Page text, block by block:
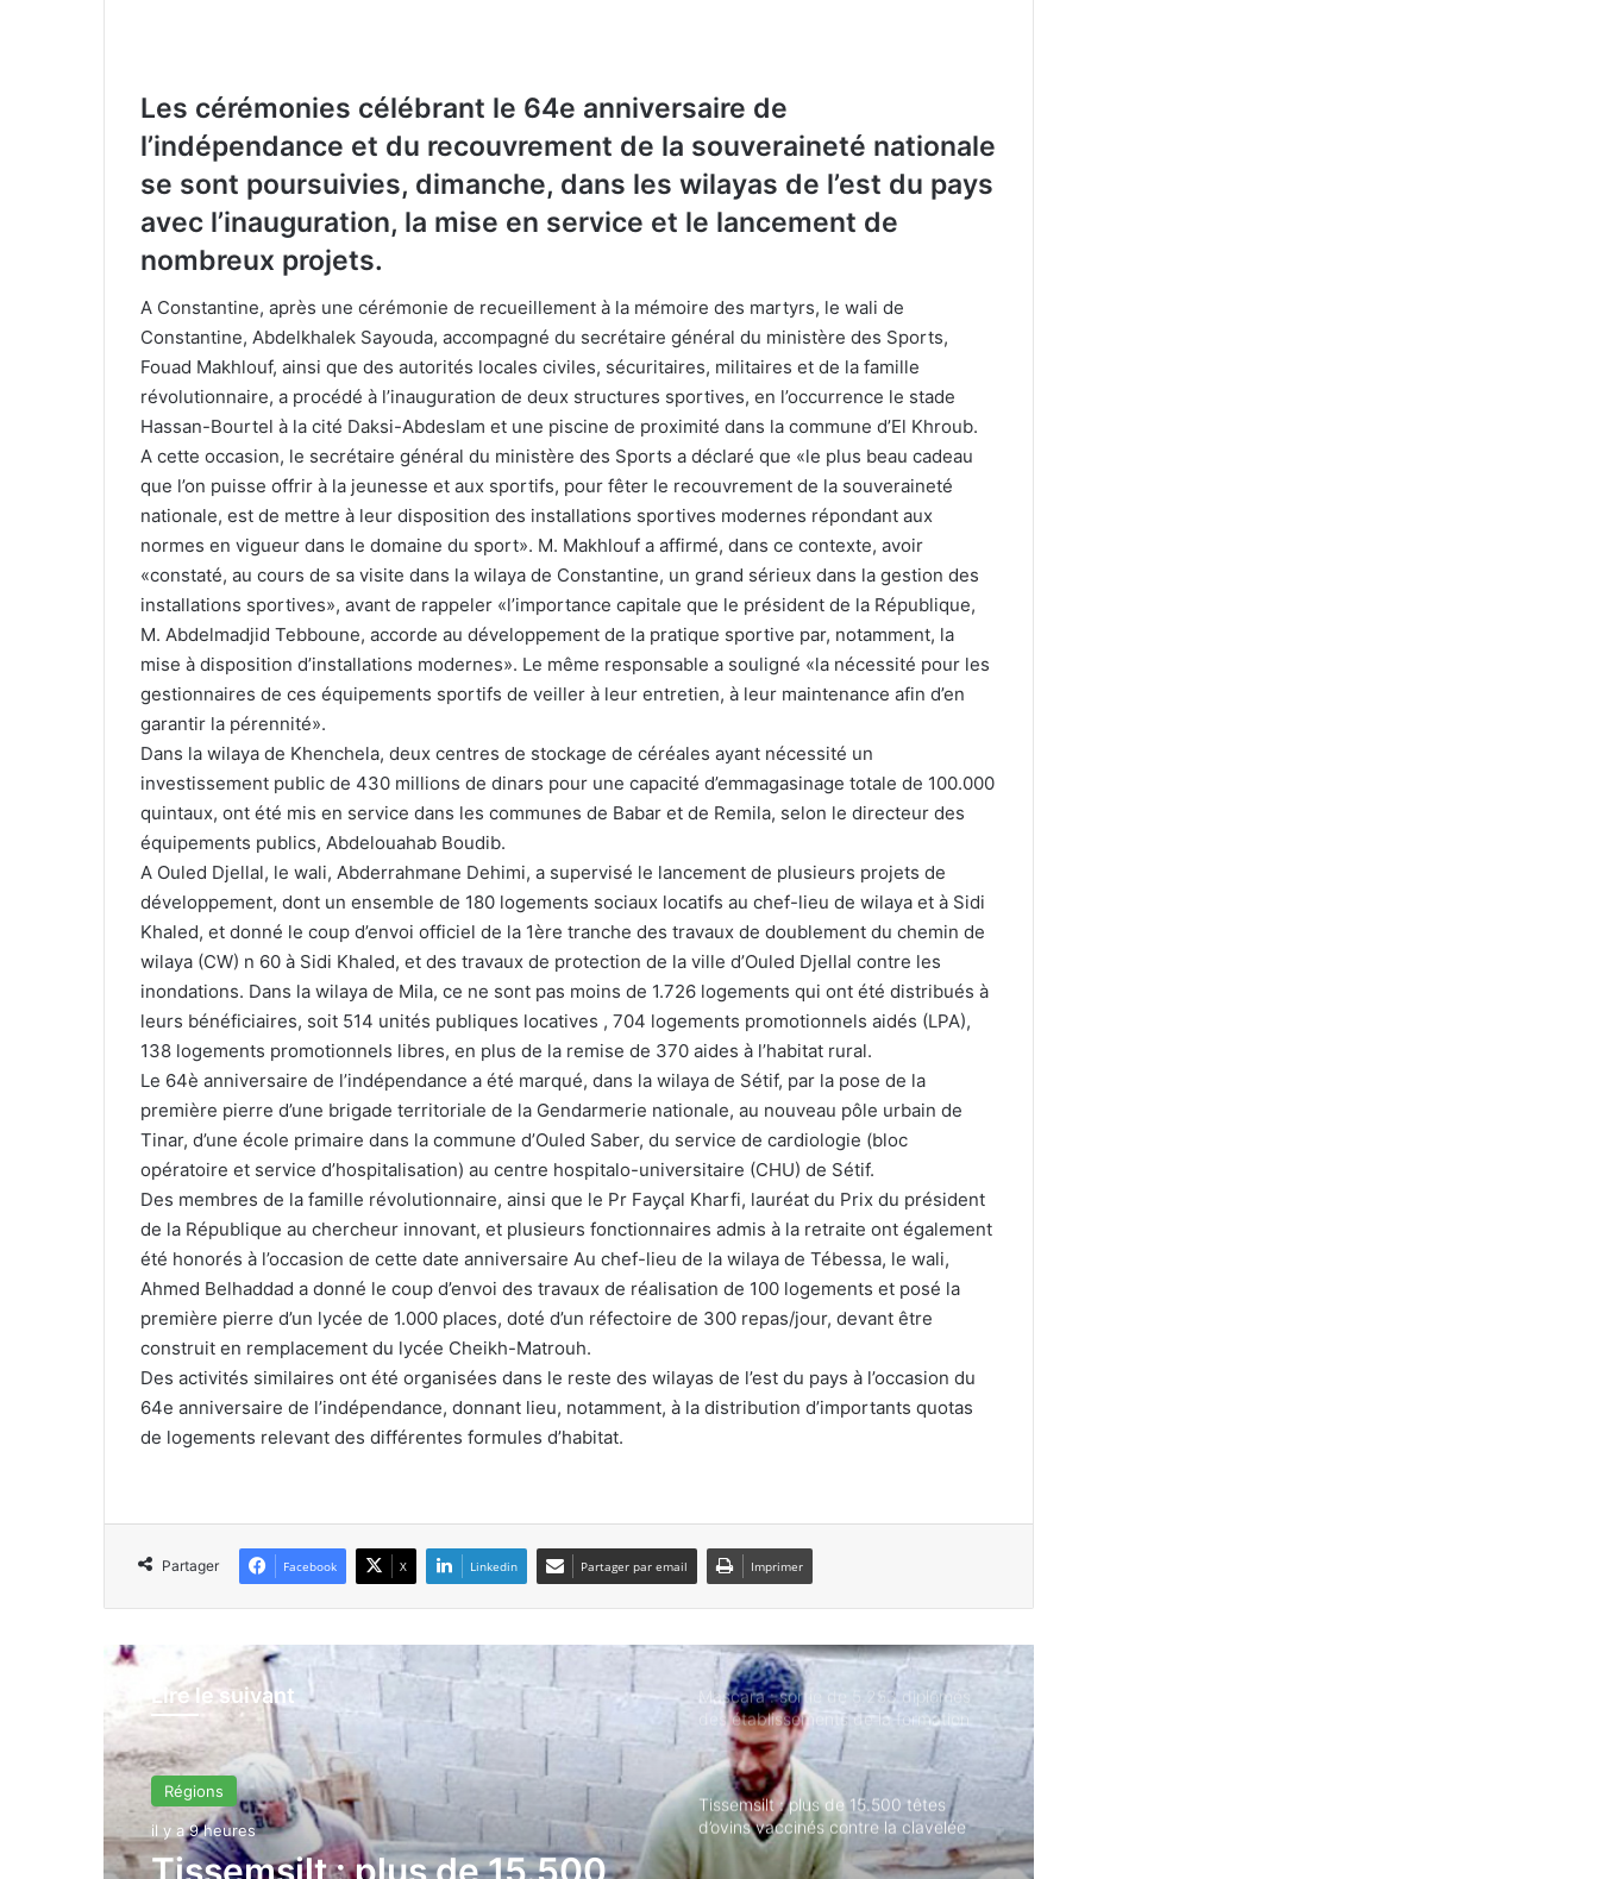
Les cérémonies célébrant le 64e anniversaire de
l’indépendance et du recouvrement de la souveraineté nationale
se sont poursuivies, dimanche, dans les wilayas de l’est du pays
avec l’inauguration, la mise en service et le lancement de
nombreux projets.
A Constantine, après une cérémonie de recueillement à la mémoire des martyrs, le wali de
Constantine, Abdelkhalek Sayouda, accompagné du secrétaire général du ministère des Sports,
Fouad Makhlouf, ainsi que des autorités locales civiles, sécuritaires, militaires et de la famille
révolutionnaire, a procédé à l’inauguration de deux structures sportives, en l’occurrence le stade
Hassan-Bourtel à la cité Daksi-Abdeslam et une piscine de proximité dans la commune d’El Khroub.
A cette occasion, le secrétaire général du ministère des Sports a déclaré que «le plus beau cadeau
que l’on puisse offrir à la jeunesse et aux sportifs, pour fêter le recouvrement de la souveraineté
nationale, est de mettre à leur disposition des installations sportives modernes répondant aux
normes en vigueur dans le domaine du sport». M. Makhlouf a affirmé, dans ce contexte, avoir
«constaté, au cours de sa visite dans la wilaya de Constantine, un grand sérieux dans la gestion des
installations sportives», avant de rappeler «l’importance capitale que le président de la République,
M. Abdelmadjid Tebboune, accorde au développement de la pratique sportive par, notamment, la
mise à disposition d’installations modernes». Le même responsable a souligné «la nécessité pour les
gestionnaires de ces équipements sportifs de veiller à leur entretien, à leur maintenance afin d’en
garantir la pérennité».
Dans la wilaya de Khenchela, deux centres de stockage de céréales ayant nécessité un
investissement public de 430 millions de dinars pour une capacité d’emmagasinage totale de 100.000
quintaux, ont été mis en service dans les communes de Babar et de Remila, selon le directeur des
équipements publics, Abdelouahab Boudib.
A Ouled Djellal, le wali, Abderrahmane Dehimi, a supervisé le lancement de plusieurs projets de
développement, dont un ensemble de 180 logements sociaux locatifs au chef-lieu de wilaya et à Sidi
Khaled, et donné le coup d’envoi officiel de la 1ère tranche des travaux de doublement du chemin de
wilaya (CW) n 60 à Sidi Khaled, et des travaux de protection de la ville d’Ouled Djellal contre les
inondations. Dans la wilaya de Mila, ce ne sont pas moins de 1.726 logements qui ont été distribués à
leurs bénéficiaires, soit 514 unités publiques locatives , 704 logements promotionnels aidés (LPA),
138 logements promotionnels libres, en plus de la remise de 370 aides à l’habitat rural.
Le 64è anniversaire de l’indépendance a été marqué, dans la wilaya de Sétif, par la pose de la
première pierre d’une brigade territoriale de la Gendarmerie nationale, au nouveau pôle urbain de
Tinar, d’une école primaire dans la commune d’Ouled Saber, du service de cardiologie (bloc
opératoire et service d’hospitalisation) au centre hospitalo-universitaire (CHU) de Sétif.
Des membres de la famille révolutionnaire, ainsi que le Pr Fayçal Kharfi, lauréat du Prix du président
de la République au chercheur innovant, et plusieurs fonctionnaires admis à la retraite ont également
été honorés à l’occasion de cette date anniversaire Au chef-lieu de la wilaya de Tébessa, le wali,
Ahmed Belhaddad a donné le coup d’envoi des travaux de réalisation de 100 logements et posé la
première pierre d’un lycée de 1.000 places, doté d’un réfectoire de 300 repas/jour, devant être
construit en remplacement du lycée Cheikh-Matrouh.
Des activités similaires ont été organisées dans le reste des wilayas de l’est du pays à l’occasion du
64e anniversaire de l’indépendance, donnant lieu, notamment, à la distribution d’importants quotas
de logements relevant des différentes formules d’habitat.
Partager Facebook X Linkedin Partager par email Imprimer
Lire le suivant
Régions
il y a 9 heures
Régions
il y a 9 heures
Mehdi Tahrat met un terme à sa
carrière professionnelle
Coupe de la Confédération : l’USMA et
le CRB fixés sur leurs adversaires
potentiels
Ligue des champions d’Afrique : le MC
La JS Kabylie inaugure un centre de
Tiaret : six morts dans une violente
collision entre une voiture et un
camion
Mascara : sortie de 5.253 diplômés
des établissements de la formation
professionnelle au titre de la saison
2025-2026
Tissemsilt : plus de 15.500 têtes
d’ovins vaccinés contre la clavelée
Sidi Bel Abbès : 600 bacs à ordures